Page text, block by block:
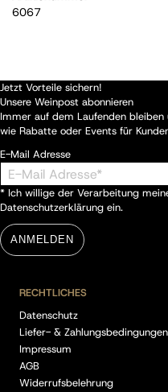
6067
Jetzt Vorteile sichern!
Unsere Weinpost abonnieren
Immer auf dem Laufenden
wie Rabatte oder Events für
E-Mail Adresse
* Ich willige der Verarbeitung
Datenschutzerklärung ein.
ANMELDEN
RECHTLICHES
Datenschutz
Liefer- & Zahlungsbedingungen
Impressum
AGB
Widerrufsbelehrung